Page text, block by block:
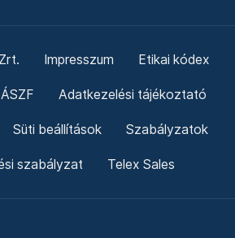
Impresszum Etikai kódex
ÁSZF Adatkezelési tájékoztató
Süti beállítások Szabályzatok
szabályzat Telex Sales